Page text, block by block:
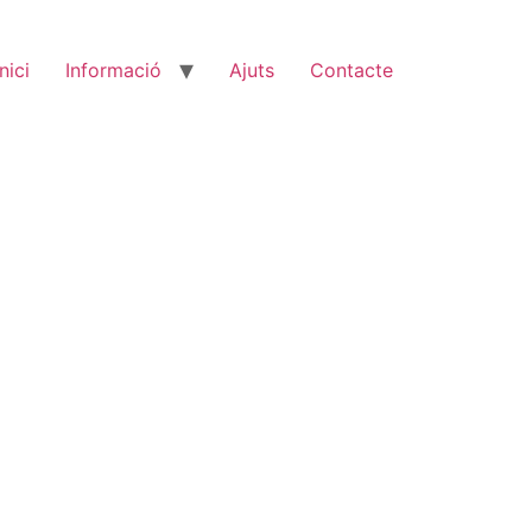
Informació Ajuts Contacte